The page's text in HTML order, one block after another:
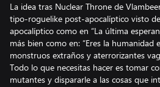
La idea tras Nuclear Throne de
tipo-roguelike post-apocalíptico visto
apocalíptico como en “La última
más bien como en: “Eres la humanidad
monstruos extraños y aterrorizantes
Todo lo que necesitas hacer es tomar
mutantes y dispararle a las cosas que